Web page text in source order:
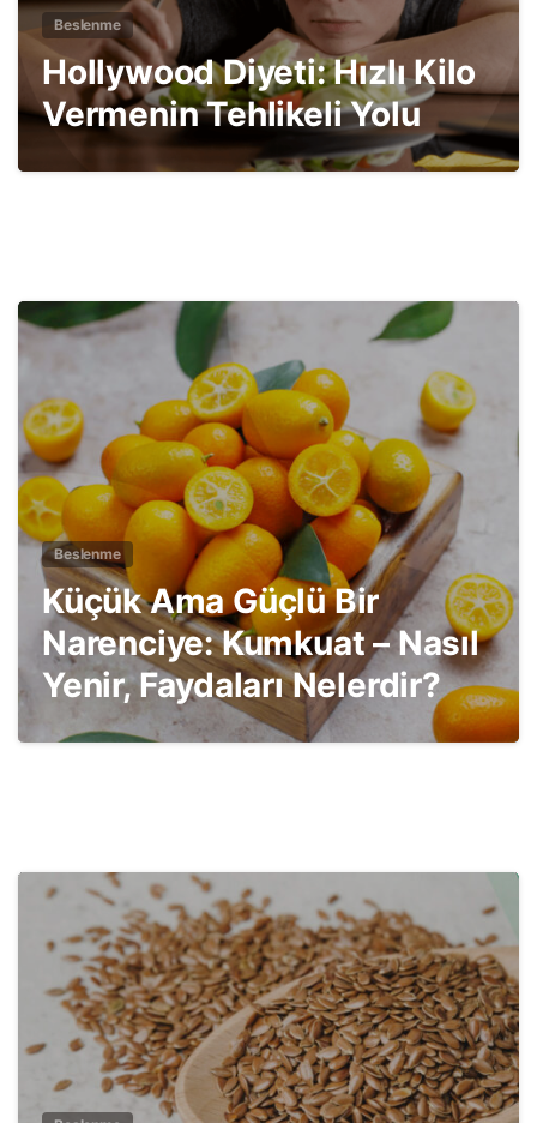
Beslenme
Hollywood Diyeti: Hızlı Kilo
Vermenin Tehlikeli Yolu
Beslenme
Küçük Ama Güçlü Bir
Narenciye: Kumkuat – Nasıl
Yenir, Faydaları Nelerdir?
1